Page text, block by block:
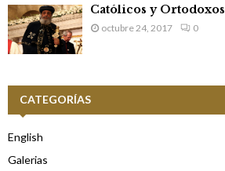
Católicos y Ortodoxos
octubre 24, 2017 0
CATEGORÍAS
English
Galerias